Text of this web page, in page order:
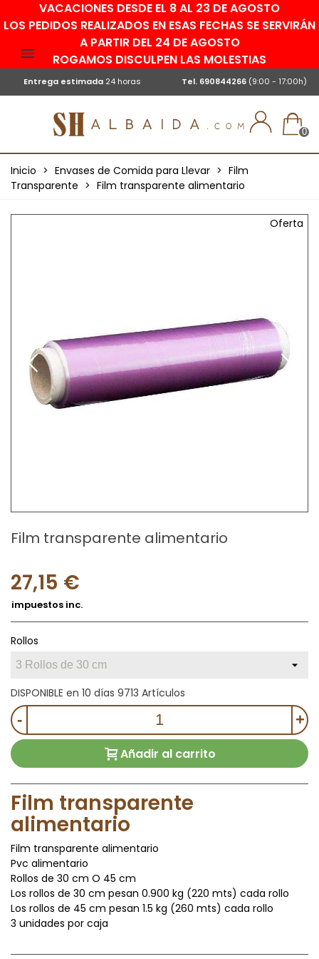
VACACIONES DESDE EL 8 AL 23 DE AGOSTO
LOS PEDIDOS REALIZADOS EN ESAS FECHAS SE SERVIRÁN
A PARTIR DEL 24 DE AGOSTO
ROGAMOS DISCULPEN LAS MOLESTIAS
Entrega estimada 24 horas Tel. 690844266 (9:00 - 17:00h)
0
Inicio > Envases de Comida para Llevar > Film
Transparente > Film transparente alimentario
Oferta
Film transparente alimentario
27,15 €
impuestos inc.
Rollos
DISPONIBLE en 10 días 9713 Artículos
- +
Añadir al carrito
Film transparente
alimentario
Film transparente alimentario
Pvc alimentario
Rollos de 30 cm O 45 cm
Los rollos de 30 cm pesan 0.900 kg (220 mts) cada rollo
Los rollos de 45 cm pesan 1.5 kg (260 mts) cada rollo
3 unidades por caja